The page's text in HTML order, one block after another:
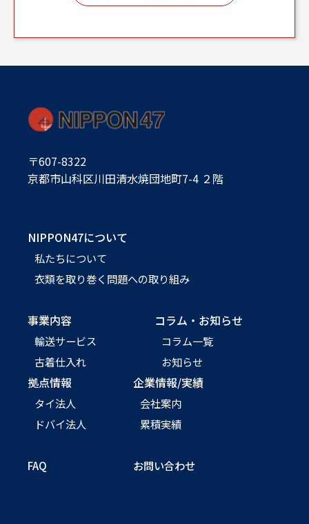
〒607-8322
京都市山科区川田清水焼団地町7-4 ２階
NIPPON47について
私たちについて
衣類を取り巻く問題への取り組み
事業内容
輸送サービス
古着仕入れ
コラム・お知らせ
コラム一覧
お知らせ
拠点情報
タイ法人
ドバイ法人
企業情報/実績
会社案内
累積実績
FAQ お問い合わせ